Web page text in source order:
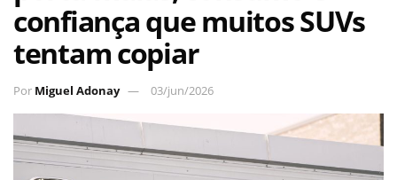
confiança que muitos SUVs
tentam copiar
Por Miguel Adonay 03/jun/2026